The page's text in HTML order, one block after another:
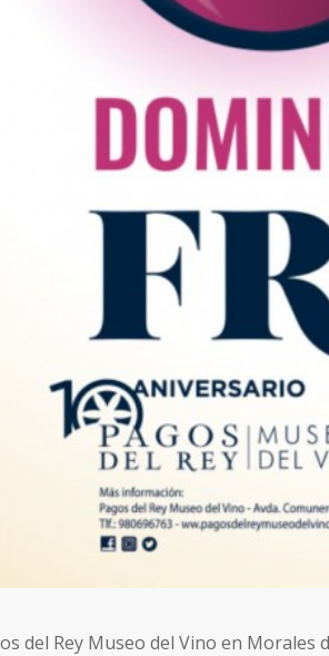
del Rey Museo del Vino en Morales